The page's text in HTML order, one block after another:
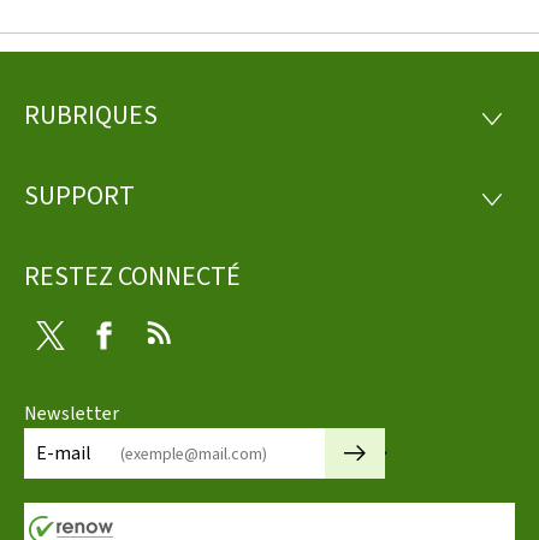
Pied
page
RUBRIQUES
SUPPORT
RESTEZ CONNECTÉ
Twitter Facebook
Newsletter
E-mail
🡒